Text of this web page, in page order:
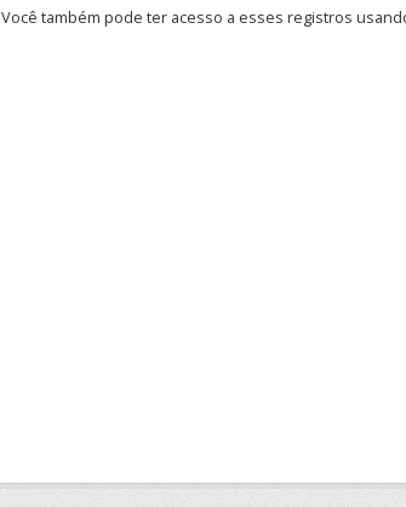
Você também pode ter acesso a esses registros